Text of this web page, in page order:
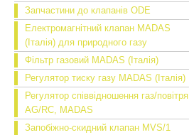
Запчастини до клапанів ODE
Електромагнітний клапан MADAS
(Італія) для природного газу
Фільтр газовий MADAS (Італія)
Регулятор тиску газу MADAS (Італія)
Регулятор співвідношення газ/повітря
AG/RC, MADAS
Запобіжно-скидний клапан MVS/1